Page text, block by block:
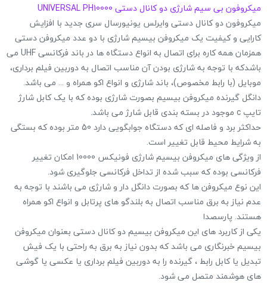
میکروفون بی سیم شارژی دو کانال دستی UNIVERSAL PH10000
میکروفون دو کانال دستی وایرلس یونیورسال سری جدید با افزایش
کارایی و کیفیت یک میکروفن بیسیم شارژی با دو عدد میکروفن دستی
همزمان همه کاره برای اتصال به انواع دستگاه ها در باند فرکانسی UHF می
باشدکه با توجه به شارژی بودن آن مناسب اتصال به دوربین فیلم برداری،
موبایل (با رابط مخصوص)، باند شارژی و انواع اکو همراه و ... می باشد.
دانگل گیرنده میکروفن بیسیم بصورت شارژی بوده که با یک کابل شارژ
تایپ c موجود در بسته بندی قابل شارژ می باشد.
حداکثر برد و فاصله ای که دستگاه جوابگویی دارد 50 متر بوده که بستگی
به شرایط محیط قابل تغییر است.
از ویژگی های میکروفن بیسیم شارژی فونیکس 10000 امکان تغییر
فرکانسی بوده که سبب شده از تداخل فرکانسی جلوگیری شود.
این نوع میکروفن ها که بصورت دانگل دار و شارژی می باشند با توجه به
عدم نیاز به برق مناسب اتصال به بلندگو های پرتابل و انواع اکو همراه
هستند. پارسصدا
یکی از کاربرد های این میکروفن بیسیم دو کانال دستی بعنوان میکروفن
بیسیم خبرنگاری می باشد که بدون نیاز به برق به راحتی با یک فیش
تبدیل یا کابل رابط ، گیرنده را به دوربین فیلم برداری یا عکسی یا گوشی
های هوشمند متصل می شود.